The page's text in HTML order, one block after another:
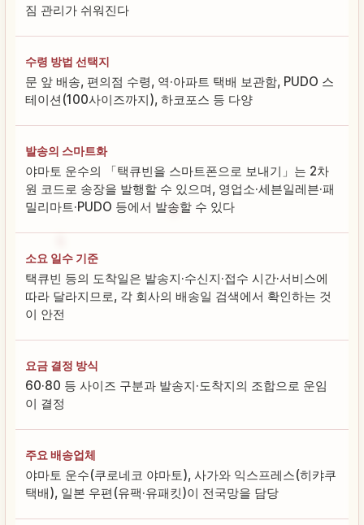
짐 관리가 쉬워진다
수령 방법 선택지
문 앞 배송, 편의점 수령, 역·아파트 택배 보관함, PUDO 스
테이션(100사이즈까지), 하코포스 등 다양
발송의 스마트화
야마토 운수의 「택큐빈을 스마트폰으로 보내기」는 2차
원 코드로 송장을 발행할 수 있으며, 영업소·세븐일레븐·패
밀리마트·PUDO 등에서 발송할 수 있다
소요 일수 기준
택큐빈 등의 도착일은 발송지·수신지·접수 시간·서비스에
따라 달라지므로, 각 회사의 배송일 검색에서 확인하는 것
이 안전
요금 결정 방식
60·80 등 사이즈 구분과 발송지·도착지의 조합으로 운임
이 결정
주요 배송업체
야마토 운수(쿠로네코 야마토), 사가와 익스프레스(히캬쿠
택배), 일본 우편(유팩·유패킷)이 전국망을 담당